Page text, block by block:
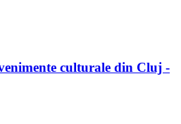
culturale din Cluj -